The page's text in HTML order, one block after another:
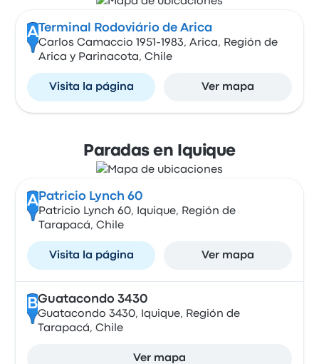
A Terminal Rodoviário de Arica
Carlos Camaccio 1951-1983, Arica, Región de
Arica y Parinacota, Chile
Visita la página Ver mapa
Paradas en Iquique
A Patricio Lynch 60
Patricio Lynch 60, Iquique, Región de
Tarapacá, Chile
Visita la página Ver mapa
BGuatacondo 3430
Guatacondo 3430, Iquique, Región de
Tarapacá, Chile
Ver mapa